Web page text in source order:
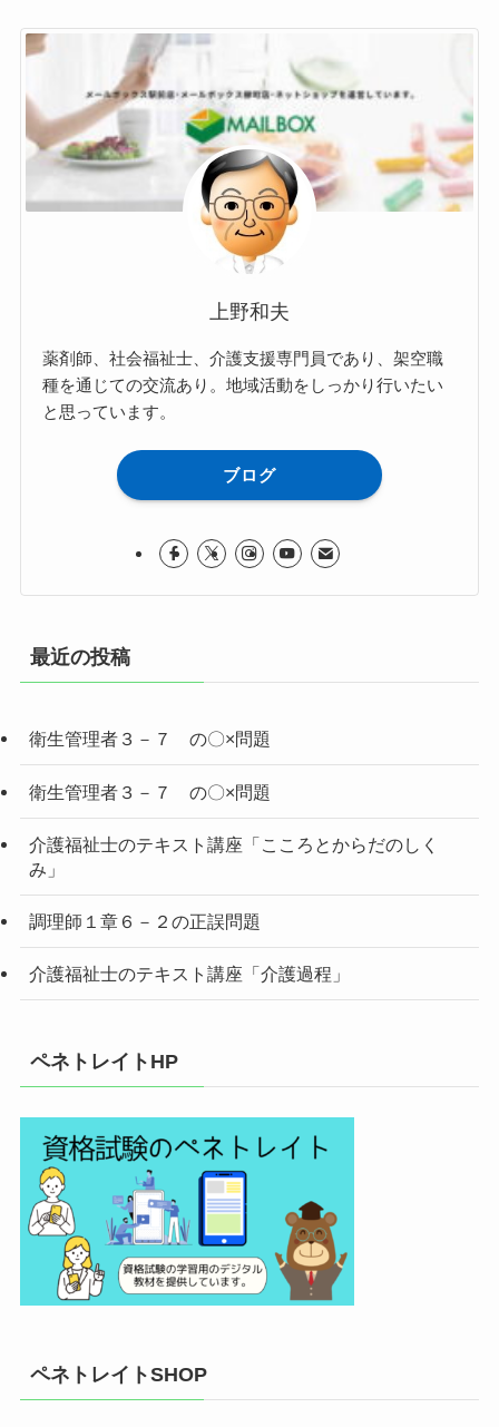
上野和夫
薬剤師、社会福祉士、介護支援専門員であり、架空職
種を通じての交流あり。地域活動をしっかり行いたい
と思っています。
ブログ
最近の投稿
衛生管理者３－７ の〇×問題
衛生管理者３－７ の〇×問題
介護福祉士のテキスト講座「こころとからだのしく
み」
調理師１章６－２の正誤問題
介護福祉士のテキスト講座「介護過程」
ペネトレイトHP
ペネトレイトSHOP